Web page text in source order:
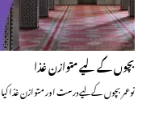
بچوں کے لیے متوازن غذا
نوعمر بچوں کے لیے درست اور متوازن غذا